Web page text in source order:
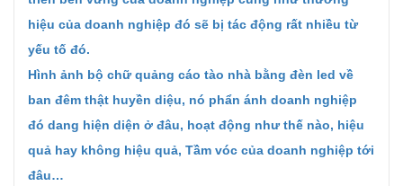
hiệu của doanh nghiệp đó sẽ bị tác động rất nhiều từ
yếu tố đó.
Hình ảnh bộ chữ quảng cáo tào nhà bằng đèn led về
ban đêm thật huyền diệu, nó phẩn ánh doanh nghiệp
đó dang hiện diện ở đâu, hoạt động như thế nào, hiệu
quả hay không hiệu quả, Tầm vóc của doanh nghiệp tới
đâu…